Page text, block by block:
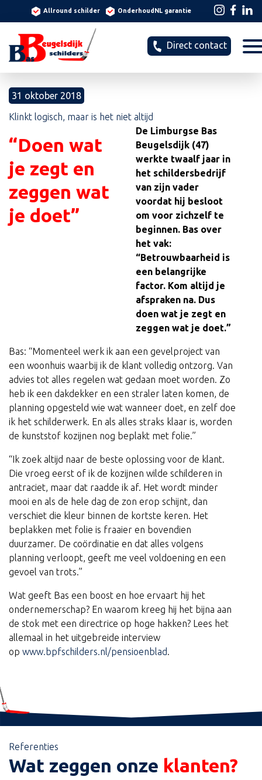
Allround schilder OnderhoudNL garantie
Direct contact
31 oktober 2018
Klinkt logisch, maar is het niet altijd
“Doen wat
je zegt en
zeggen wat
je doet”
De Limburgse Bas
Beugelsdijk (47)
werkte twaalf jaar in
het schildersbedrijf
van zijn vader
voordat hij besloot
om voor zichzelf te
beginnen. Bas over
het vak:
“Betrouwbaarheid is
een belangrijke
factor. Kom altijd je
afspraken na. Dus
doen wat je zegt en
zeggen wat je doet.”
Bas: “Momenteel werk ik aan een gevelproject van
een woonhuis waarbij ik de klant volledig ontzorg. Van
advies tot alles regelen wat gedaan moet worden. Zo
heb ik een dakdekker en een straler laten komen, de
planning opgesteld wie wat wanneer doet, en zelf doe
ik het schilderwerk. En als alles straks klaar is, worden
de kunststof kozijnen nog beplakt met folie.”
“Ik zoek altijd naar de beste oplossing voor de klant.
Die vroeg eerst of ik de kozijnen wilde schilderen in
antraciet, maar dat raadde ik af. Het wordt minder
mooi en als de hele dag de zon erop schijnt, dan
verschiet die kleur binnen de kortste keren. Het
beplakken met folie is fraaier en bovendien
duurzamer. De coördinatie en dat alles volgens
planning verloopt, geeft me veel voldoening en een
gevoel van trots.”
Wat geeft Bas een boost en hoe ervaart hij het
ondernemerschap? En waarom kreeg hij het bijna aan
de stok met een directrice op hoge hakken? Lees het
allemaal in het uitgebreide interview
op www.bpfschilders.nl/pensioenblad.
Referenties
Wat zeggen onze klanten?